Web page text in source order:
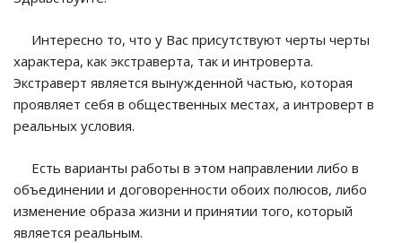
Интересно то, что у Вас присутствуют черты черты
характера, как экстраверта, так и интроверта.
Экстраверт является вынужденной частью, которая
проявляет себя в общественных местах, а интроверт в
реальных условия.
Есть варианты работы в этом направлении либо в
объединении и договоренности обоих полюсов, либо
изменение образа жизни и принятии того, который
является реальным.